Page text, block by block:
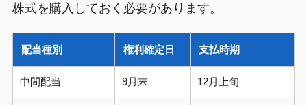
株式を購入しておく必要があります。
配当種別 権利確定日 支払時期
中間配当 9月末 12月上旬